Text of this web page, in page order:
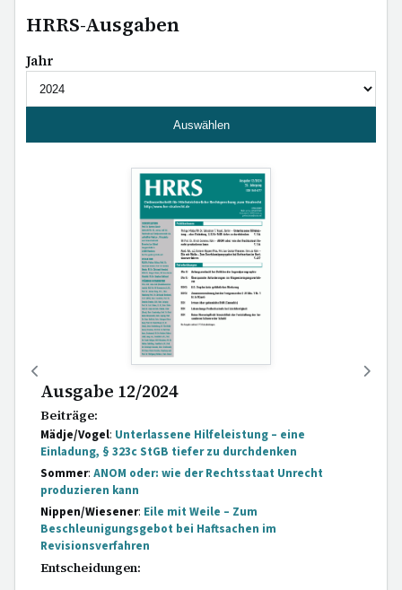
HRRS-Ausgaben
Jahr
Auswählen
Ausgabe 12/2024
Beiträge:
Mädje/Vogel: Unterlassene Hilfeleistung – eine
Einladung, § 323c StGB tiefer zu durchdenken
Sommer: ANOM oder: wie der Rechtsstaat Unrecht
produzieren kann
Nippen/Wiesener: Eile mit Weile – Zum
Beschleunigungsgebot bei Haftsachen im
Revisionsverfahren
Entscheidungen: